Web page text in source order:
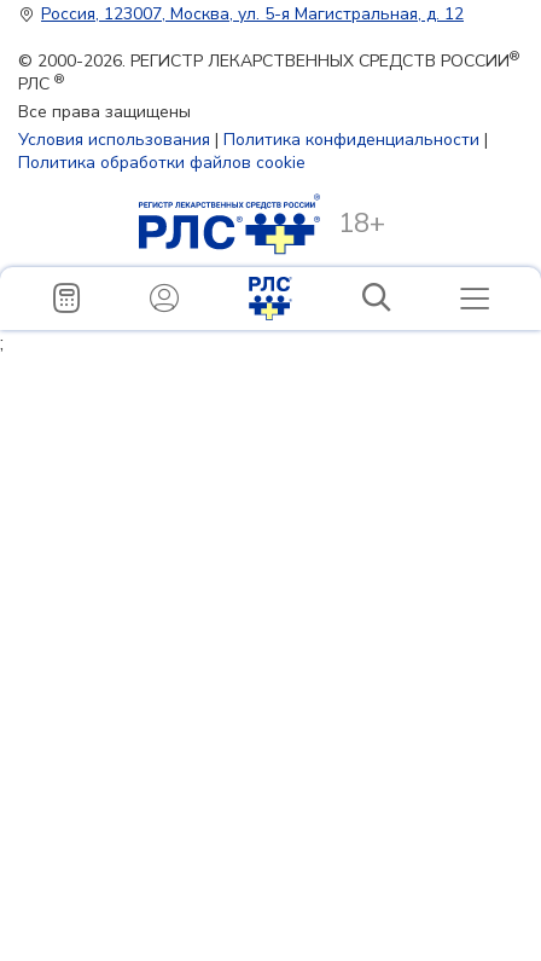
Россия, 123007, Москва, ул. 5-я Магистральная, д. 12
© 2000-2026. РЕГИСТР ЛЕКАРСТВЕННЫХ СРЕДСТВ РОССИИ®
РЛС ®
Все права защищены
Условия использования | Политика конфиденциальности |
Политика обработки файлов cookie
18+
;